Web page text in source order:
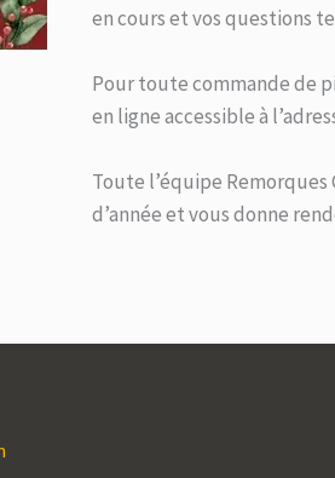
en cours et vos questions
Pour toute commande de
en ligne accessible à
Toute l’équipe
d’année et vous donne